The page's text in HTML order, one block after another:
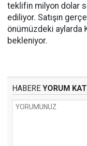
teklifin milyon dolar
ediliyor. Satışın
önümüzdeki aylarda
bekleniyor.
HABERE YORUM KAT